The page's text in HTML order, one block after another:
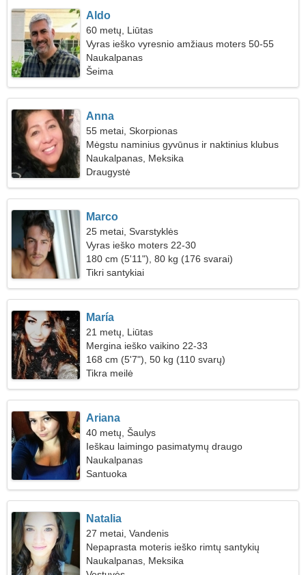
Aldo
60 metų, Liūtas
Vyras ieško vyresnio amžiaus moters 50-55
Naukalpanas
Šeima
Anna
55 metai, Skorpionas
Mėgstu naminius gyvūnus ir naktinius klubus
Naukalpanas, Meksika
Draugystė
Marco
25 metai, Svarstyklės
Vyras ieško moters 22-30
180 cm (5'11"), 80 kg (176 svarai)
Tikri santykiai
María
21 metų, Liūtas
Mergina ieško vaikino 22-33
168 cm (5'7"), 50 kg (110 svarų)
Tikra meilė
Ariana
40 metų, Šaulys
Ieškau laimingo pasimatymų draugo
Naukalpanas
Santuoka
Natalia
27 metai, Vandenis
Nepaprasta moteris ieško rimtų santykių
Naukalpanas, Meksika